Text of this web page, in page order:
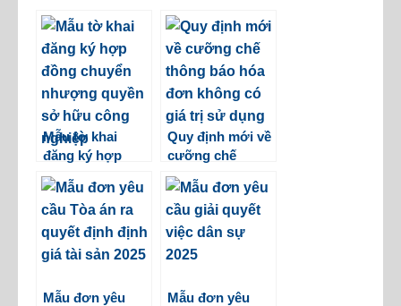
Mẫu tờ khai
đăng ký hợp
đồng chuyển
nhượng quyền
sở hữu công
nghiệp mới nhất
2025
Quy định mới về
cưỡng chế
thông báo hoá
đơn không có
giá trị sử dụng
Mẫu đơn yêu
Mẫu đơn yêu